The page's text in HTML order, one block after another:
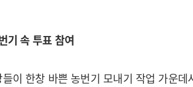
기 속 투표 참여
이 한창 바쁜 농번기 모내기 작업 가운